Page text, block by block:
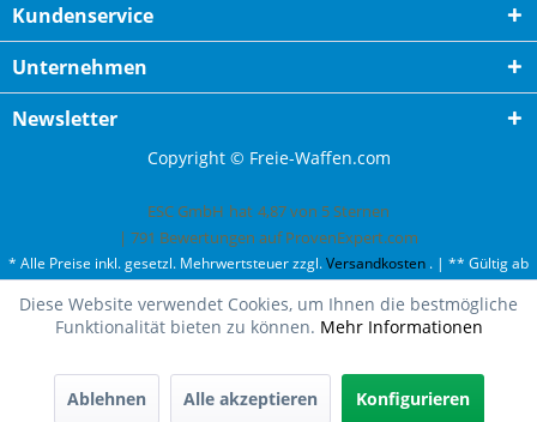
Kundenservice
Unternehmen
Newsletter
Copyright © Freie-Waffen.com
ESC GmbH hat 4,87von 5Sternen
| 791 Bewertungen auf ProvenExpert.com
* Alle Preise inkl. gesetzl. Mehrwertsteuer zzgl.Versandkosten . | ** Gültig ab
ausgenommen Gefahrgut. Weitere Ländern finden Sie unterVersandkosten
Diese Website verwendet Cookies, um Ihnen die bestmögliche
Funktionalität bieten zu können. Mehr Informationen
Ablehnen Alle akzeptieren Konfigurieren